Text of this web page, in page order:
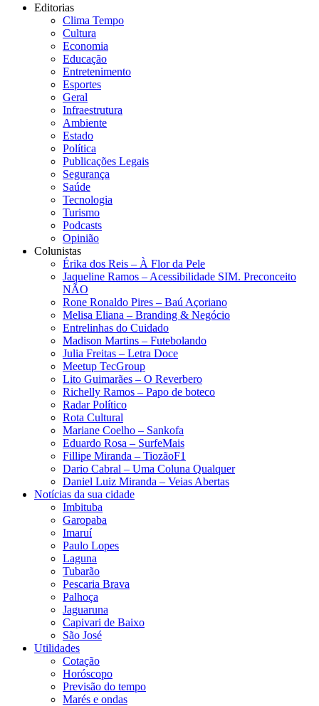
Editorias
Clima Tempo
Cultura
Economia
Educação
Entretenimento
Esportes
Geral
Infraestrutura
Ambiente
Estado
Política
Publicações Legais
Segurança
Saúde
Tecnologia
Turismo
Podcasts
Opinião
Colunistas
Érika dos Reis​ – À Flor da Pele
Jaqueline Ramos – Acessibilidade SIM. Preconceito
NÃO
Rone Ronaldo Pires – Baú Açoriano
Melisa Eliana – Branding & Negócio
Entrelinhas do Cuidado
Madison Martins – Futebolando
Julia Freitas​ – Letra Doce
Meetup TecGroup
Lito Guimarães – O Reverbero
Richelly Ramos​ – Papo de boteco
Radar Político
Rota Cultural
Mariane Coelho – Sankofa
Eduardo Rosa​ – SurfeMais
Fillipe Miranda – TiozãoF1
Dario Cabral – Uma Coluna Qualquer
Daniel Luiz Miranda – Veias Abertas
Notícias da sua cidade
Imbituba
Garopaba
Imaruí
Paulo Lopes
Laguna
Tubarão
Pescaria Brava
Palhoça
Jaguaruna
Capivari de Baixo
São José
Utilidades
Cotação
Horóscopo
Previsão do tempo
Marés e ondas